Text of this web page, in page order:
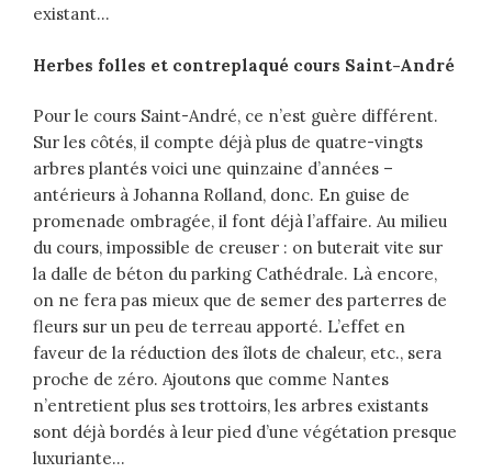
existant…
Herbes folles et contreplaqué cours Saint-André
Pour le cours Saint-André, ce n’est guère différent.
Sur les côtés, il compte déjà plus de quatre-vingts
arbres plantés voici une quinzaine d’années –
antérieurs à Johanna Rolland, donc. En guise de
promenade ombragée, il font déjà l’affaire. Au milieu
du cours, impossible de creuser : on buterait vite sur
la dalle de béton du parking Cathédrale. Là encore,
on ne fera pas mieux que de semer des parterres de
fleurs sur un peu de terreau apporté. L’effet en
faveur de la réduction des îlots de chaleur, etc., sera
proche de zéro. Ajoutons que comme Nantes
n’entretient plus ses trottoirs, les arbres existants
sont déjà bordés à leur pied d’une végétation presque
luxuriante…